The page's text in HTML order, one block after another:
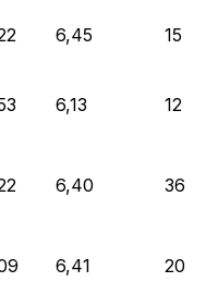
6,45 15
6,13 12
6,40 36
6,41 20